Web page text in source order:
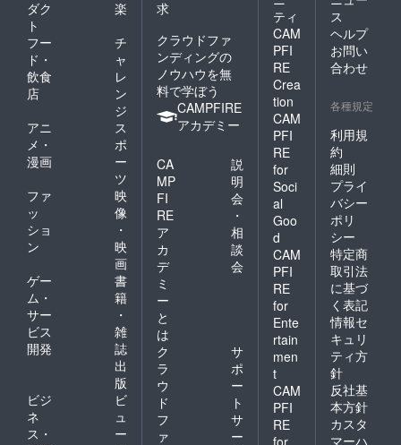
ダク
ト
楽
フー
ド・
飲食
店
チ
ャ
レ
ン
ジ
アニ
メ・
漫画
ス
ポ
ー
ツ
ファ
ッ
ショ
ン
映
像
・
映
画
ゲー
ム・
サー
ビス
開発
書
籍
・
雑
誌
出
版
ビジ
ネ
ス・
ビ
ュ
ー
求
クラウドファ
ンディングの
ノウハウを無
料で学ぼう
CAMPFIRE
アカデミー
CA
MP
FI
RE
ア
カ
デ
ミ
ー
と
は
説
明
会
・
相
談
会
ク
ラ
ウ
ド
フ
ァ
サ
ポ
ー
ト
サ
ー
ティ
CAM
PFI
RE
Crea
tion
CAM
PFI
RE
for
Soci
al
Goo
d
CAM
PFI
RE
for
Ente
rtain
men
t
CAM
PFI
RE
ス
ヘルプ
お問い
合わせ
各種規定
利用規
約
細則
プライ
バシー
ポリ
シー
特定商
取引法
に基づ
く表記
情報セ
キュリ
ティ方
針
反社基
本方針
カスタ
マーハ